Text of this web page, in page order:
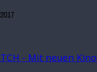
- Mit neuen